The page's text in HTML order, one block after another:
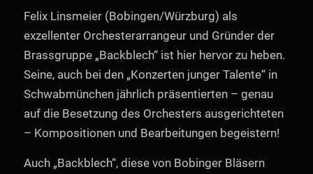
Felix Linsmeier (Bobingen/Würzburg) als
exzellenter Orchesterarrangeur und Gründer der
Brassgruppe „Backblech“ ist hier hervor zu heben.
Seine, auch bei den „Konzerten junger Talente“ in
Schwabmünchen jährlich präsentierten – genau
auf die Besetzung des Orchesters ausgerichteten
– Kompositionen und Bearbeitungen begeistern!
Auch „Backblech“, diese von Bobinger Bläsern